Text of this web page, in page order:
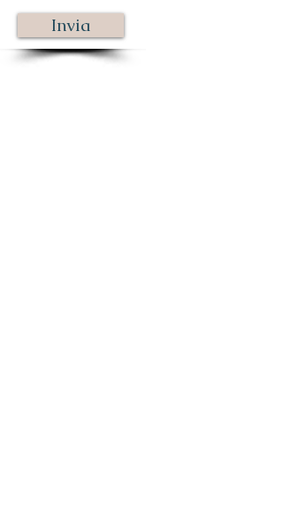
Invia